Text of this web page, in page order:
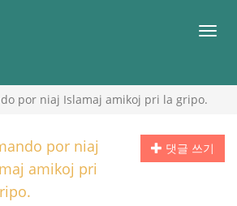
메
por niaj Islamaj amikoj pri la gripo.
댓글 쓰기
por niaj
amikoj pri